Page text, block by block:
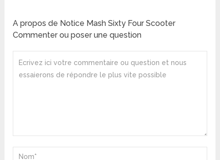
A propos de Notice Mash Sixty Four Scooter
Commenter ou poser une question